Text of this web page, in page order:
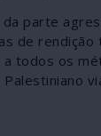
da parte
de rendição
todos os